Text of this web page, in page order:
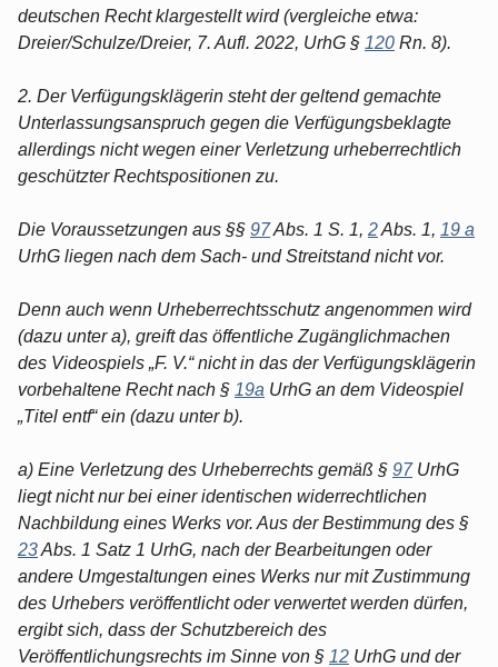
deutschen Recht klargestellt wird (vergleiche etwa:
Dreier/Schulze/Dreier, 7. Aufl. 2022, UrhG § 120 Rn. 8).
2. Der Verfügungsklägerin steht der geltend gemachte
Unterlassungsanspruch gegen die Verfügungsbeklagte
allerdings nicht wegen einer Verletzung urheberrechtlich
geschützter Rechtspositionen zu.
Die Voraussetzungen aus §§ 97Abs. 1 S. 1, 2Abs. 1, 19 a
UrhG liegen nach dem Sach- und Streitstand nicht vor.
Denn auch wenn Urheberrechtsschutz angenommen wird
(dazu unter a), greift das öffentliche Zugänglichmachen
des Videospiels „F. V.“ nicht in das der Verfügungsklägerin
vorbehaltene Recht nach § 19a UrhG an dem Videospiel
„Titel entf“ ein (dazu unter b).
a) Eine Verletzung des Urheberrechts gemäß § 97UrhG
liegt nicht nur bei einer identischen widerrechtlichen
Nachbildung eines Werks vor. Aus der Bestimmung des §
23Abs. 1 Satz 1 UrhG, nach der Bearbeitungen oder
andere Umgestaltungen eines Werks nur mit Zustimmung
des Urhebers veröffentlicht oder verwertet werden dürfen,
ergibt sich, dass der Schutzbereich des
Veröffentlichungsrechts im Sinne von § 12 UrhG und der